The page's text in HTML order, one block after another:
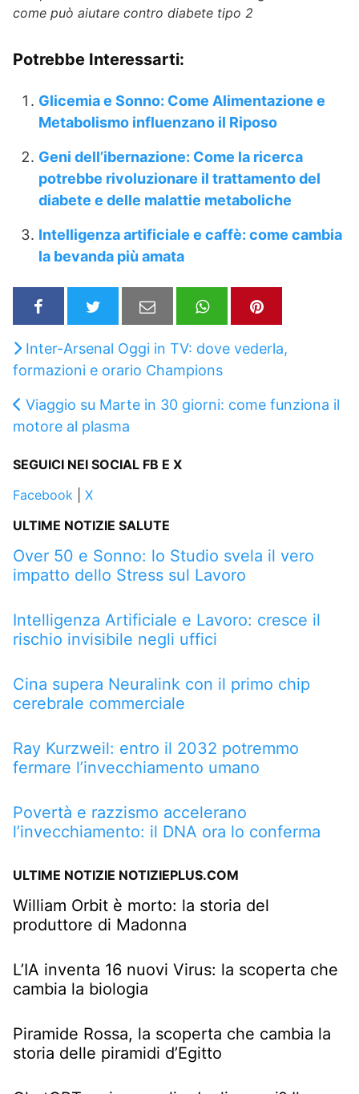
come può aiutare contro diabete tipo 2
Potrebbe Interessarti:
Glicemia e Sonno: Come Alimentazione e
Metabolismo influenzano il Riposo
Geni dell’ibernazione: Come la ricerca
potrebbe rivoluzionare il trattamento del
diabete e delle malattie metaboliche
Intelligenza artificiale e caffè: come cambia
la bevanda più amata
Inter-Arsenal Oggi in TV: dove vederla,
formazioni e orario Champions
Viaggio su Marte in 30 giorni: come funziona il
motore al plasma
SEGUICI NEI SOCIAL FB E X
Facebook
X
ULTIME NOTIZIE SALUTE
Over 50 e Sonno: lo Studio svela il vero
impatto dello Stress sul Lavoro
Intelligenza Artificiale e Lavoro: cresce il
rischio invisibile negli uffici
Cina supera Neuralink con il primo chip
cerebrale commerciale
Ray Kurzweil: entro il 2032 potremmo
fermare l’invecchiamento umano
Povertà e razzismo accelerano
l’invecchiamento: il DNA ora lo conferma
ULTIME NOTIZIE NOTIZIEPLUS.COM
William Orbit è morto: la storia del
produttore di Madonna
L’IA inventa 16 nuovi Virus: la scoperta che
cambia la biologia
Piramide Rossa, la scoperta che cambia la
storia delle piramidi d’Egitto